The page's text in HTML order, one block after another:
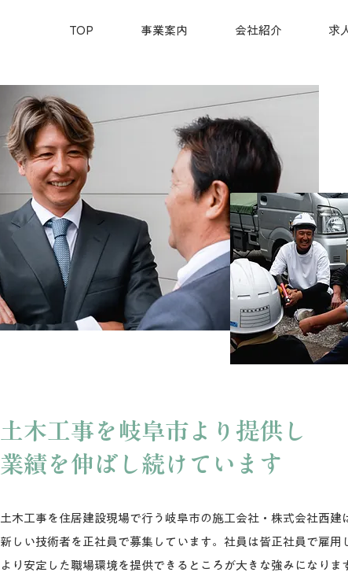
TOP 事業案内 会社紹介 求
土木工事を岐阜市より提供し
業績を伸ばし続けています
土木工事を住居建設現場で行う岐阜市の施工会社・株式会社西建
新しい技術者を正社員で募集しています。社員は皆正社員で雇用
より安定した職場環境を提供できるところが大きな強みになり